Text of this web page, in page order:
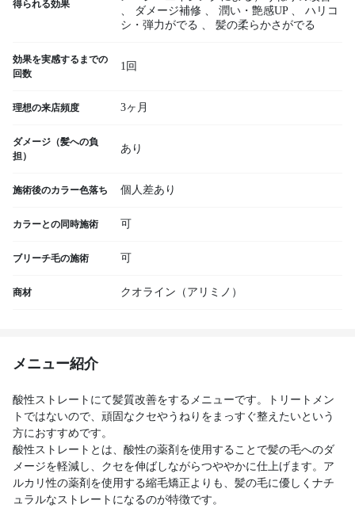
得られる効果
、
ダメージ補修 、 潤い・艶感UP 、
ハリコ
シ・弾力がでる 、 髪の柔らかさがでる
効果を実感するまでの
回数
1回
理想の来店頻度 3ヶ月
ダメージ（髪への負
担）
あり
施術後のカラー色落ち 個人差あり
カラーとの同時施術 可
ブリーチ毛の施術 可
商材 クオライン（アリミノ）
メニュー紹介
酸性ストレートにて髪質改善をするメニューです。トリートメン
トではないので、頑固なクセやうねりをまっすぐ整えたいという
方におすすめです。
酸性ストレートとは、酸性の薬剤を使用することで髪の毛へのダ
メージを軽減し、クセを伸ばしながらつややかに仕上げます。ア
ルカリ性の薬剤を使用する縮毛矯正よりも、髪の毛に優しくナチ
ュラルなストレートになるのが特徴です。